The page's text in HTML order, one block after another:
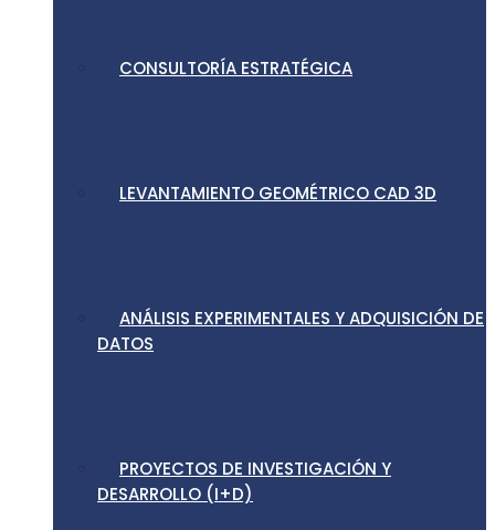
CONSULTORÍA ESTRATÉGICA
LEVANTAMIENTO GEOMÉTRICO CAD 3D
ANÁLISIS EXPERIMENTALES Y ADQUISICIÓN DE
DATOS
PROYECTOS DE INVESTIGACIÓN Y
DESARROLLO (I+D)